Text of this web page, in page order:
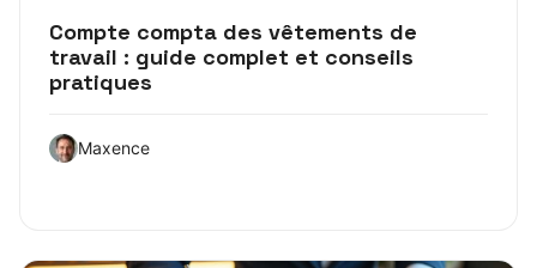
Compte compta des vêtements de
travail : guide complet et conseils
pratiques
Maxence